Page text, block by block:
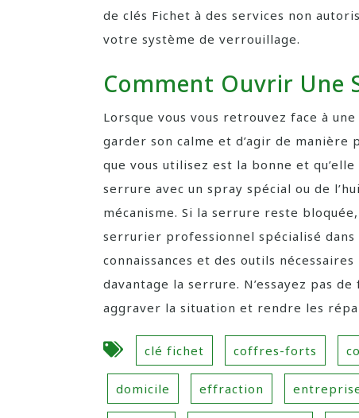
de clés Fichet à des services non
votre système de verrouillage.
Comment Ouvrir Une
Lorsque vous vous retrouvez face à
garder son calme et d’agir de manière
que vous utilisez est la bonne et
serrure avec un spray spécial ou de
mécanisme. Si la serrure reste
serrurier professionnel spécialisé
connaissances et des outils
davantage la serrure. N’essayez pas
aggraver la situation et rendre les
clé fichet coffres-forts
domicile effraction